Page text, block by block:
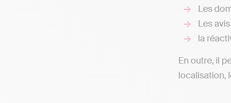
Les
Les
la
En outre, il
localisation,